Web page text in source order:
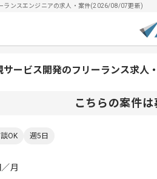
ランスエンジニアの求人・案件(2026/08/07更新)
サービス開発のフリーランス求人
こちらの案件
OK 週5日
／月